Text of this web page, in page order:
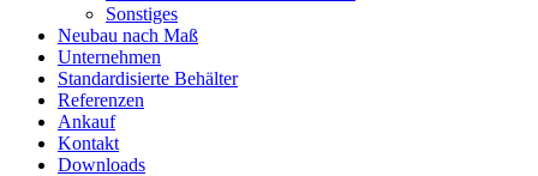
Sonstiges
Neubau nach Maß
Unternehmen
Standardisierte Behälter
Referenzen
Ankauf
Kontakt
Downloads